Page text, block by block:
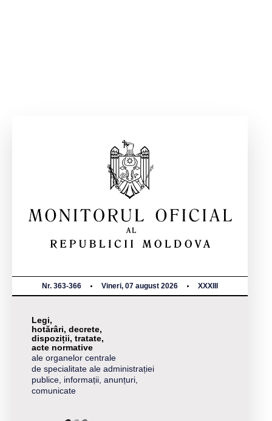
Nr. 363-366 Vineri, 07 august 2026 XXXIII
Legi,
hotărâri, decrete,
dispoziții, tratate,
acte normative
ale organelor centrale
de specialitate ale administrației
publice, informații, anunțuri,
comunicate